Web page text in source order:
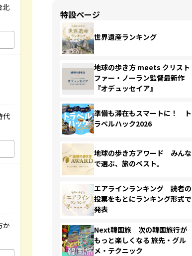
北
代
か
特設ページ
世界遺産ランキング
地球の歩き方 meets クリスト
ファー・ノーラン監督最新作
『オデュッセイア』
準備も滞在もスマートに！ ト
ラベルハック2026
地球の歩き方アワード みんな
で選ぶ、旅のベスト。
エアラインランキング 読者の
投票をもとにランキング形式で
発表
Next韓国旅 次の韓国旅行が
もっと楽しくなる 旅先・グル
メ・テクニック